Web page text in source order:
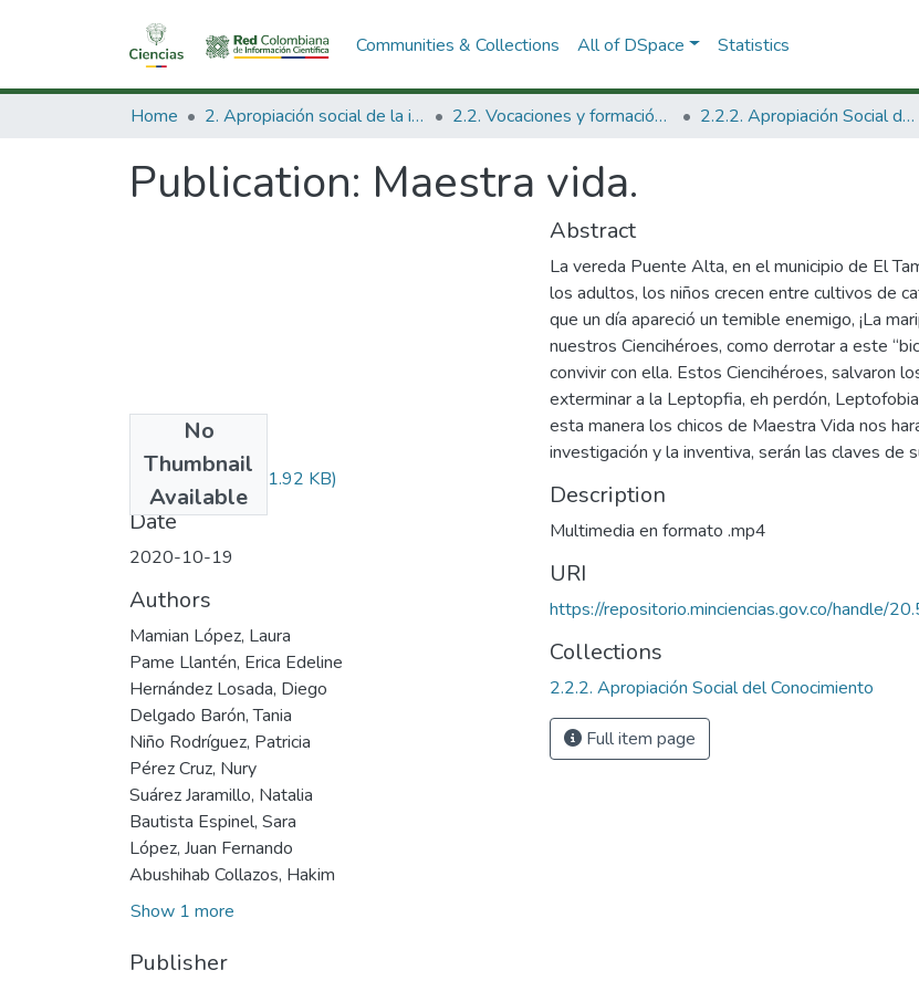
Communities & Collections All of DSpace Statistics
Home 2. Apropiación social de la información en Ciencia Tecnología e Innovación 2.2. Vocaciones y formación de la CTeI 2.2.2. Apropiación Social del Conocimiento
Publication: Maestra vida.
No
Thumbnail
Available
Audiovisual.pdf(31.92 KB)
Date
2020-10-19
Authors
Mamian López, Laura
Pame Llantén, Erica Edeline
Hernández Losada, Diego
Delgado Barón, Tania
Niño Rodríguez, Patricia
Pérez Cruz, Nury
Suárez Jaramillo, Natalia
Bautista Espinel, Sara
López, Juan Fernando
Abushihab Collazos, Hakim
Show 1 more
Publisher
Abstract
La vereda Puente Alta, en el municipio de El
los adultos, los niños crecen entre cultivos de
que un día apareció un temible enemigo, ¡La
nuestros Ciencihéroes, como derrotar a este
convivir con ella. Estos Ciencihéroes, salvaron
exterminar a la Leptopfia, eh perdón,
esta manera los chicos de Maestra Vida nos
investigación y la inventiva, serán las claves de
Description
Multimedia en formato .mp4
URI
https://repositorio.minciencias.gov.co/handle/
Collections
2.2.2. Apropiación Social del Conocimiento
Full item page